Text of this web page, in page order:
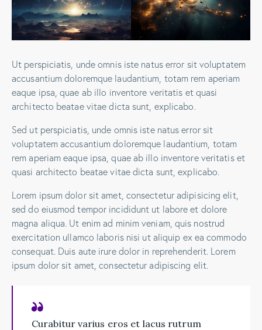
Ut perspiciatis, unde omnis iste natus error sit voluptatem
accusantium doloremque laudantium, totam rem aperiam
eaque ipsa, quae ab illo inventore veritatis et quasi
architecto beatae vitae dicta sunt, explicabo.
Sed ut perspiciatis, unde omnis iste natus error sit
voluptatem accusantium doloremque laudantium, totam
rem aperiam eaque ipsa, quae ab illo inventore veritatis et
quasi architecto beatae vitae dicta sunt, explicabo.
Lorem ipsum dolor sit amet, consectetur adipisicing elit,
sed do eiusmod tempor incididunt ut labore et dolore
magna aliqua. Ut enim ad minim veniam, quis nostrud
exercitation ullamco laboris nisi ut aliquip ex ea commodo
consequat. Duis aute irure dolor in reprehenderit. Lorem
ipsum dolor sit amet, consectetur adipiscing elit.
Curabitur varius eros et lacus rutrum